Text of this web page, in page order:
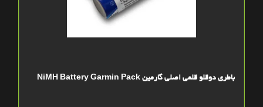
باطری دوقلو قلمی اصلی گارمین NiMH Battery Garmin Pack